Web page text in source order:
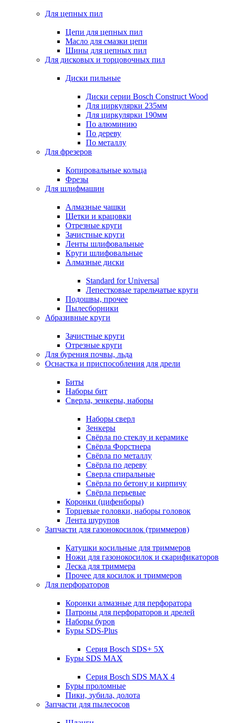
Для цепных пил
Цепи для цепных пил
Масло для смазки цепи
Шины для цепных пил
Для дисковых и торцовочных пил
Диски пильные
Диски серии Bosch Construct Wood
Для циркулярки 235мм
Для циркулярки 190мм
По алюминию
По дереву
По металлу
Для фрезеров
Копировальные кольца
Фрезы
Для шлифмашин
Алмазные чашки
Щетки и крацовки
Отрезные круги
Зачистные круги
Ленты шлифовальные
Круги шлифовальные
Алмазные диски
Standard for Universal
Лепестковые тарельчатые круги
Подошвы, прочее
Пылесборники
Абразивные круги
Зачистные круги
Отрезные круги
Для бурения почвы, льда
Оснастка и приспособления для дрели
Биты
Наборы бит
Сверла, зенкеры, наборы
Наборы сверл
Зенкеры
Свёрла по стеклу и керамике
Свёрла Форстнера
Свёрла по металлу
Свёрла по дереву
Сверла спиральные
Свёрла по бетону и кирпичу
Свёрла перьевые
Коронки (цифенборы)
Торцевые головки, наборы головок
Лента шурупов
Запчасти для газонокосилок (триммеров)
Катушки косильные для триммеров
Ножи для газонокосилок и скарификаторов
Леска для триммера
Прочее для косилок и триммеров
Для перфораторов
Коронки алмазные для перфоратора
Патроны для перфораторов и дрелей
Наборы буров
Буры SDS-Plus
Серия Bosch SDS+ 5X
Буры SDS MAX
Серия Bosch SDS MAX 4
Буры проломные
Пики, зубила, долота
Запчасти для пылесосов